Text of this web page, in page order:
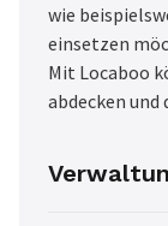
wie
einsetzen
Mit Locaboo
abdecken